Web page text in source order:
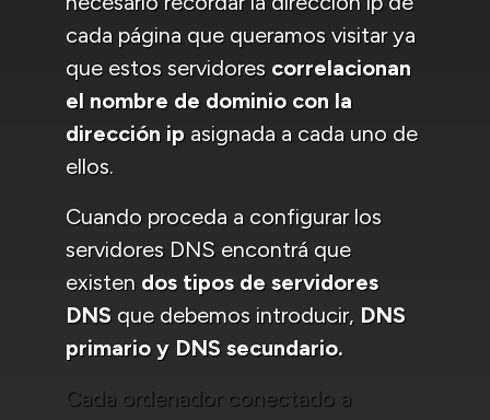
cada página que queramos visitar ya
que estos servidores correlacionan
el nombre de dominio con la
dirección ip asignada a cada uno de
ellos.
Cuando proceda a configurar los
servidores DNS encontrá que
existen dos tipos de servidores
DNS que debemos introducir, DNS
primario y DNS secundario.
Cada ordenador conectado a